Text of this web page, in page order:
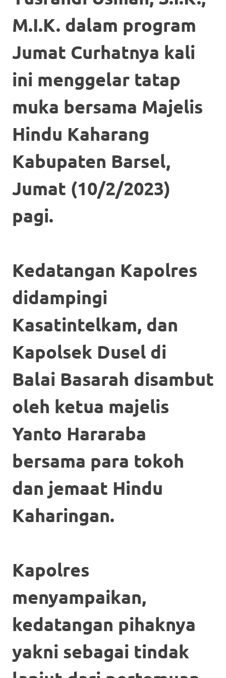
M.I.K. dalam program
Jumat Curhatnya kali
ini menggelar tatap
muka bersama Majelis
Hindu Kaharang
Kabupaten Barsel,
Jumat (10/2/2023)
pagi.
Kedatangan Kapolres
didampingi
Kasatintelkam, dan
Kapolsek Dusel di
Balai Basarah disambut
oleh ketua majelis
Yanto Hararaba
bersama para tokoh
dan jemaat Hindu
Kaharingan.
Kapolres
menyampaikan,
kedatangan pihaknya
yakni sebagai tindak